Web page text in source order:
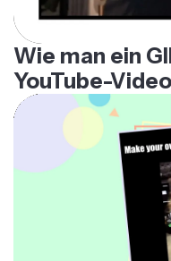
Wie man ein
YouTube-